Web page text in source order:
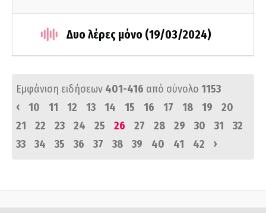
Δυο λέρες μόνο (19/03/2024)
Εμφάνιση ειδήσεων 401-416 από σύνολο 1153
‹
10 11 12 13 14 15 16 17 18 19
20
21
22 23 24 25 26 27 28 29 30 31
32
33
34 35 36 37 38 39 40 41 42 ›